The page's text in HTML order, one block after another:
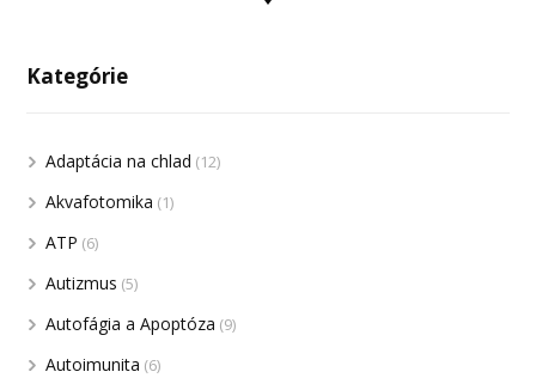
Kategórie
Adaptácia na chlad (12)
Akvafotomika (1)
ATP (6)
Autizmus (5)
Autofágia a Apoptóza (9)
Autoimunita (6)